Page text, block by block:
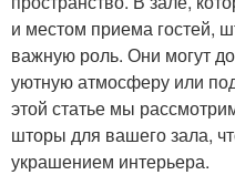
и местом приема гостей,
важную роль. Они могут
уютную атмосферу или
этой статье мы
шторы для вашего зала,
украшением интерьера.